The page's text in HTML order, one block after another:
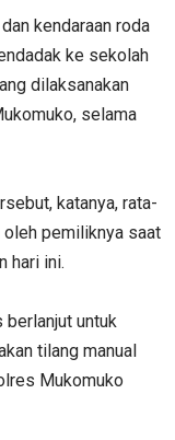
kendaraan roda
ke sekolah
dilaksanakan
selama
katanya, rata-
pemiliknya saat
hari ini.
berlanjut untuk
tilang manual
Mukomuko